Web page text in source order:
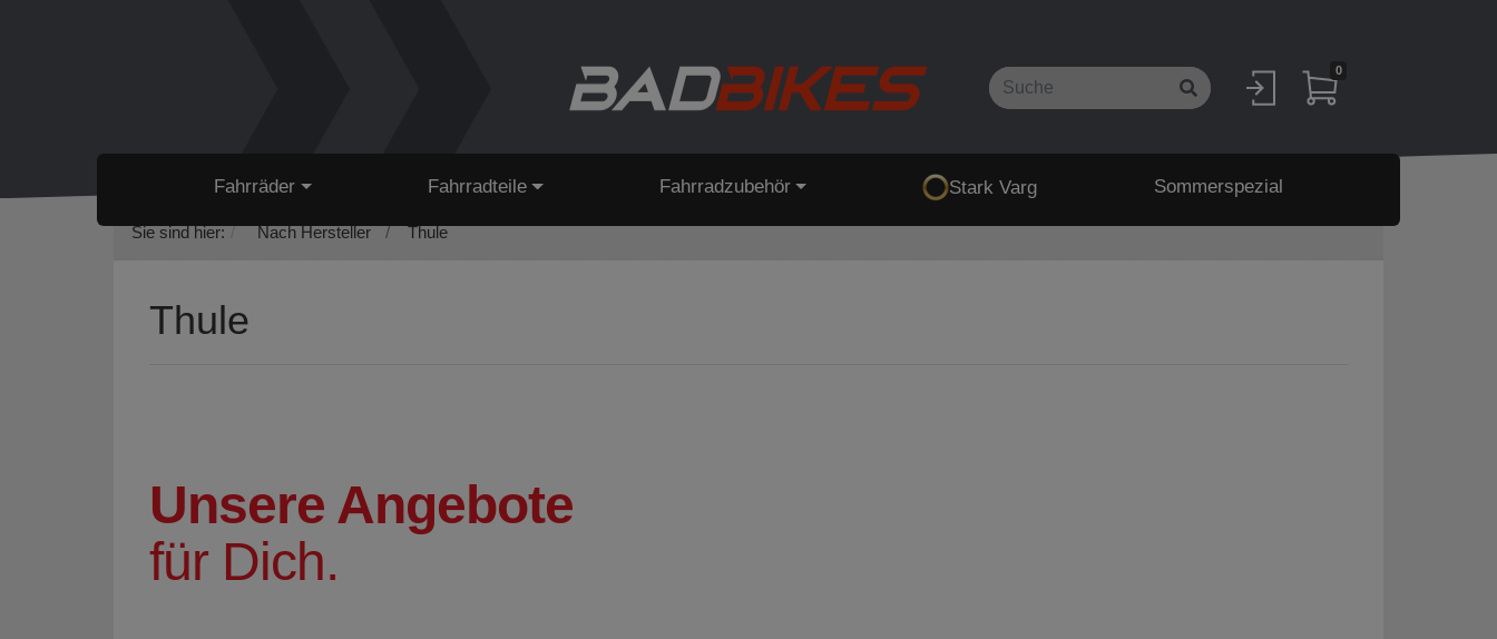
0
Fahrräder Fahrradteile Fahrradzubehör Stark Varg Sommerspezial
Sie sind hier: Nach Hersteller Thule
Thule
Unsere Angebote
für Dich.